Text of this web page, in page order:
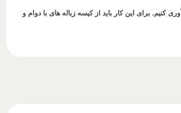
برای این کار باید از کیسه زباله های با دوام و